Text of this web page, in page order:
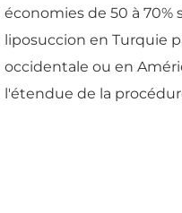
économies de 50 à 70%
liposuccion en Turquie
occidentale ou en
l'étendue de la